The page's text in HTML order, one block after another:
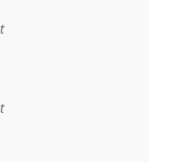
når dataa i dette